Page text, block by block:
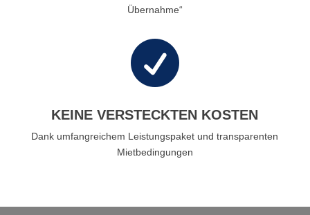
Übernahme“

KEINE VERSTECKTEN KOSTEN
Dank umfangreichem Leistungspaket und transparenten
Mietbedingungen